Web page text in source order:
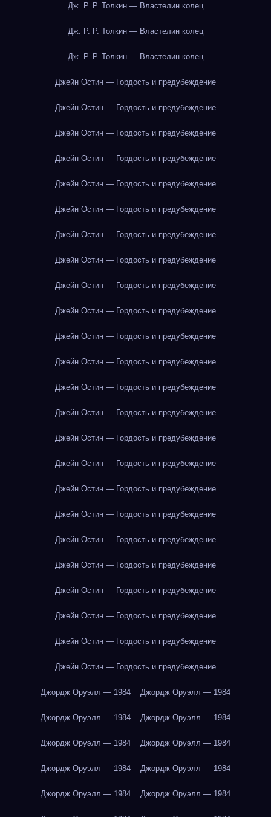
Дж. Р. Р. Толкин — Властелин колец
Дж. Р. Р. Толкин — Властелин колец
Дж. Р. Р. Толкин — Властелин колец
Джейн Остин — Гордость и предубеждение
Джейн Остин — Гордость и предубеждение
Джейн Остин — Гордость и предубеждение
Джейн Остин — Гордость и предубеждение
Джейн Остин — Гордость и предубеждение
Джейн Остин — Гордость и предубеждение
Джейн Остин — Гордость и предубеждение
Джейн Остин — Гордость и предубеждение
Джейн Остин — Гордость и предубеждение
Джейн Остин — Гордость и предубеждение
Джейн Остин — Гордость и предубеждение
Джейн Остин — Гордость и предубеждение
Джейн Остин — Гордость и предубеждение
Джейн Остин — Гордость и предубеждение
Джейн Остин — Гордость и предубеждение
Джейн Остин — Гордость и предубеждение
Джейн Остин — Гордость и предубеждение
Джейн Остин — Гордость и предубеждение
Джейн Остин — Гордость и предубеждение
Джейн Остин — Гордость и предубеждение
Джейн Остин — Гордость и предубеждение
Джейн Остин — Гордость и предубеждение
Джейн Остин — Гордость и предубеждение
Джейн Остин — Гордость и предубеждение
Джордж Оруэлл — 1984 Джордж Оруэлл — 1984
Джордж Оруэлл — 1984 Джордж Оруэлл — 1984
Джордж Оруэлл — 1984 Джордж Оруэлл — 1984
Джордж Оруэлл — 1984 Джордж Оруэлл — 1984
Джордж Оруэлл — 1984 Джордж Оруэлл — 1984